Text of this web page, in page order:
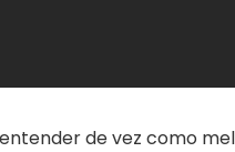
de vez como